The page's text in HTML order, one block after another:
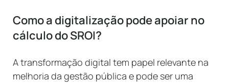
Como a digitalização pode apoiar no
cálculo do SROI?
A transformação digital tem papel relevante na
melhoria da gestão pública e pode ser uma